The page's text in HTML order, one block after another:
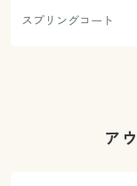
スプリングコート
ア